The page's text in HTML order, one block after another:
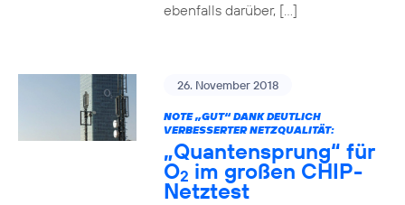
ebenfalls darüber, […]
26. November 2018
NOTE „GUT“ DANK DEUTLICH
VERBESSERTER NETZQUALITÄT:
„Quantensprung“ für
O2 im großen CHIP-
Netztest